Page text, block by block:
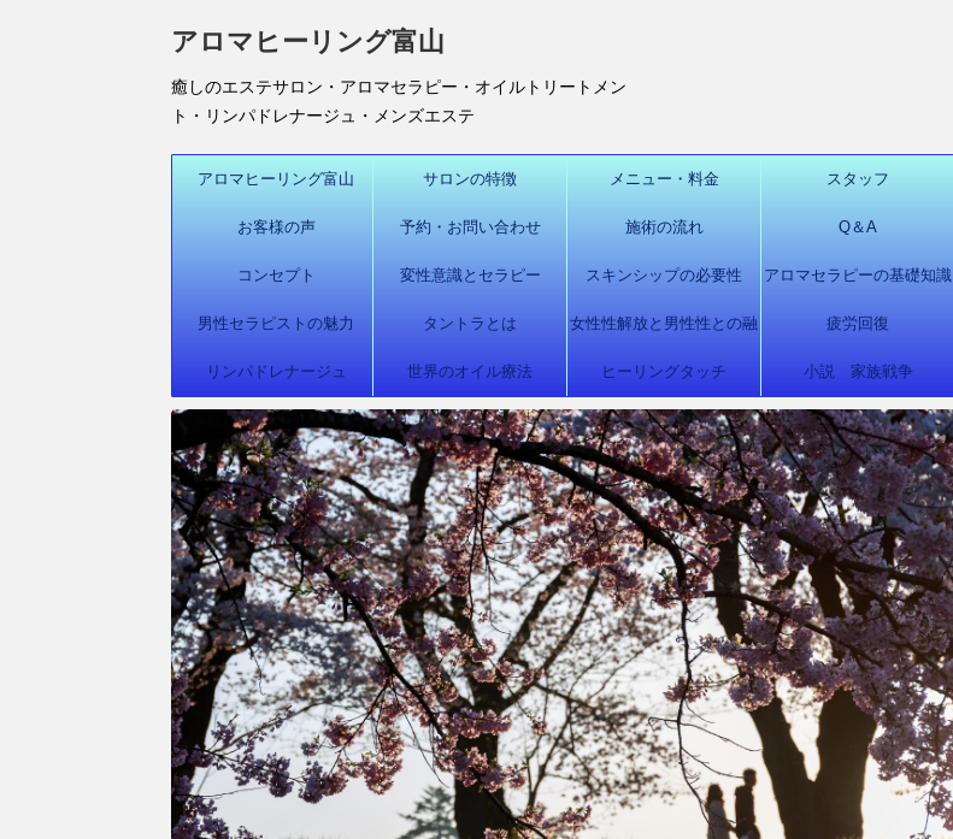
アロマヒーリング富山
癒しのエステサロン・アロマセラピー・オイルトリートメン
ト・リンパドレナージュ・メンズエステ
アロマヒーリング富山 サロンの特徴 メニュー・料金 スタッフ
お客様の声 予約・お問い合わせ 施術の流れ Q＆A
コンセプト 変性意識とセラピー スキンシップの必要性 アロマセラピーの基礎知識
男性セラピストの魅力 タントラとは 女性性解放と男性性との融
合
疲労回復
リンパドレナージュ 世界のオイル療法 ヒーリングタッチ 小説 家族戦争